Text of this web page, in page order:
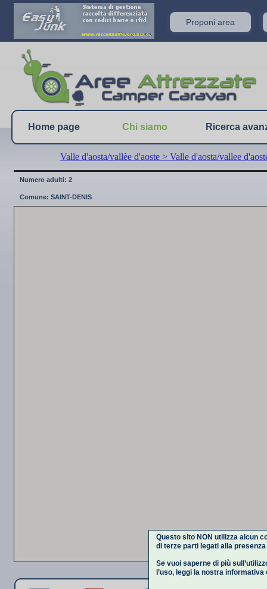
Home page Chi siamo Ricerca
Numero adulti: 2
Comune: SAINT-DENIS
Valle d'aosta/vallèe d'aoste > Valle d'aosta/vallee
Proponi area
Questo sito NON utilizza alcun
di terze parti legati alla
Se vuoi saperne di più
l’uso, leggi la nostra informativa